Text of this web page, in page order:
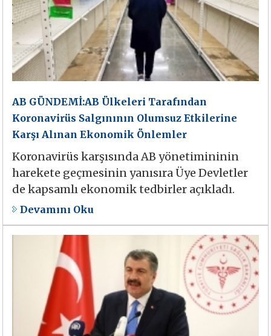
AB GÜNDEMİ:AB Ülkeleri Tarafından
Koronavirüs Salgınının Olumsuz Etkilerine
Karşı Alınan Ekonomik Önlemler
Koronavirüs karşısında AB yönetimininin
harekete geçmesinin yanısıra Üye Devletler
de kapsamlı ekonomik tedbirler açıkladı.
Devamını Oku